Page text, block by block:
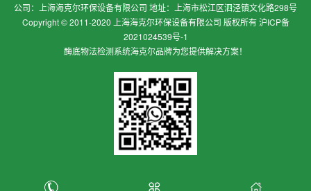
公司：上海海克尔环保设备有限公司 地址：上海市松江区泗泾镇文化路298号
Copyright © 2011-2020 上海海克尔环保设备有限公司 版权所有沪ICP备
2021024539号-1
酶底物法检测系统海克尔品牌为您提供解决方案！